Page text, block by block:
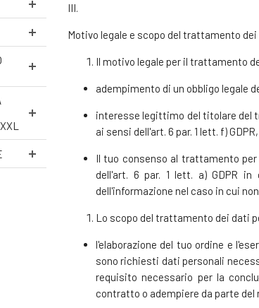
III.
Motivo legale e scopo del trattamento
Il motivo legale per il trattamento
adempimento di un obbligo legale
interesse legittimo del titolare del
ai sensi dell'art. 6 par. 1 lett. f) GDPR,
Il tuo consenso al trattamento
dell'art. 6 par. 1 lett. a) GDPR
dell'informazione nel caso in cui
Lo scopo del trattamento dei dati
l'elaborazione del tuo ordine e
sono richiesti dati personali
requisito necessario per la
contratto o adempiere da parte del